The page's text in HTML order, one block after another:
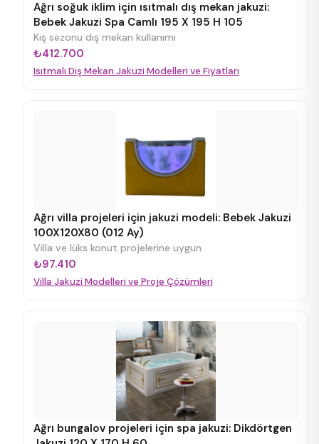
Ağrı soğuk iklim için ısıtmalı dış mekan jakuzi:
Bebek Jakuzi Spa Camlı 195 X 195 H 105
Kış sezonu dış mekan kullanımı
₺412.700
Isıtmalı Dış Mekan Jakuzi Modelleri ve Fiyatları
Ağrı villa projeleri için jakuzi modeli: Bebek Jakuzi
100X120X80 (012 Ay)
Villa ve lüks konut projelerine uygun
₺97.410
Villa Jakuzi Modelleri ve Proje Çözümleri
Ağrı bungalov projeleri için spa jakuzi: Dikdörtgen